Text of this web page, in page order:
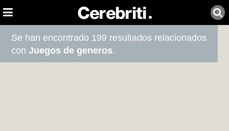
Se han encontrado 199 resultados relacionados
conJuegos de generos.